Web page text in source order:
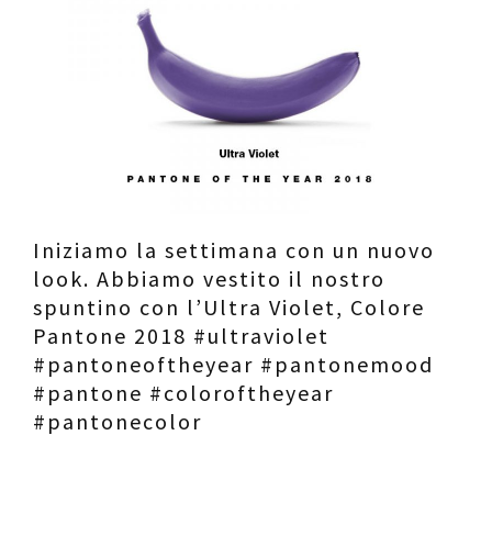
Raffaele Gerardi
Iniziamo la settimana con un nuovo
look. Abbiamo vestito il nostro
spuntino con l’Ultra Violet, Colore
Pantone 2018 #ultraviolet
#pantoneoftheyear #pantonemood
#pantone #coloroftheyear
#pantonecolor